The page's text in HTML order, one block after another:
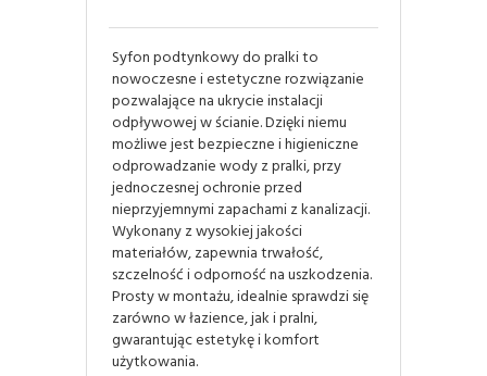
Syfon podtynkowy do pralki to
nowoczesne i estetyczne rozwiązanie
pozwalające na ukrycie instalacji
odpływowej w ścianie. Dzięki niemu
możliwe jest bezpieczne i higieniczne
odprowadzanie wody z pralki, przy
jednoczesnej ochronie przed
nieprzyjemnymi zapachami z kanalizacji.
Wykonany z wysokiej jakości
materiałów, zapewnia trwałość,
szczelność i odporność na uszkodzenia.
Prosty w montażu, idealnie sprawdzi się
zarówno w łazience, jak i pralni,
gwarantując estetykę i komfort
użytkowania.